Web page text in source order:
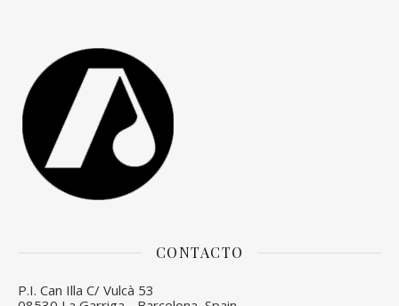
CONTACTO
P.I. Can Illa C/ Vulcà 53